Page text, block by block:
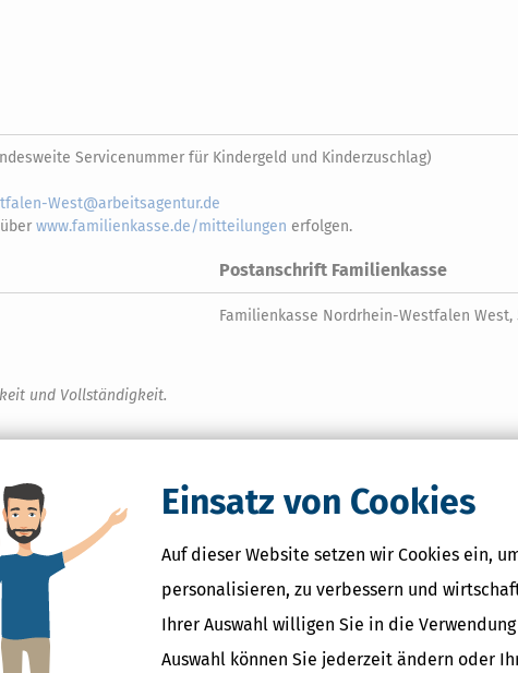
Einsatz von Cookies
Auf dieser Website setzen wir Cookies ein,
personalisieren, zu verbessern und
Ihrer Auswahl willigen Sie in die
Auswahl können Sie jederzeit ändern oder
Servicenummer für Kindergeld und Kinderzuschlag)
West@arbeitsagentur.de
www.familienkasse.de/mitteilungen erfolgen.
Postanschrift Familienkasse
Familienkasse Nordrhein-Westfalen West,
und Vollständigkeit.
Westfalen
Westfalen West )
Westfalen Nord )
Nordrhein-Westfalen West )
Nordrhein-Westfalen Ost )
Nordrhein-Westfalen Nord )
Westfalen West )
Nordrhein-Westfalen Nord )
Nordrhein-Westfalen Ost )